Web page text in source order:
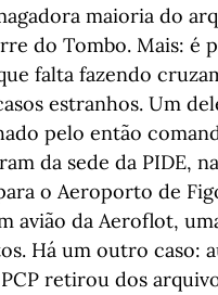
maioria do
do Tombo. Mais: é
falta fazendo
estranhos. Um
pelo então
da sede da PIDE,
o Aeroporto de
avião da Aeroflot,
Há um outro caso:
retirou dos